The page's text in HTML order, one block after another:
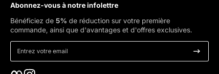
Abonnez-vous à notre infolettre
Bénéficiez de 5% de réduction sur votre première
commande, ainsi que d'avantages et d'offres exclusives.
Entrez votre email
Facebook